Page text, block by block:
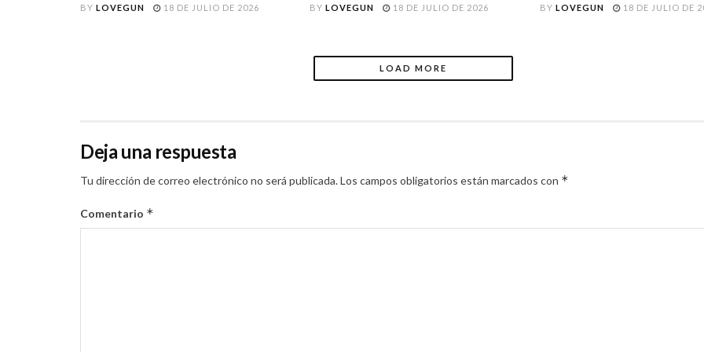
BY LOVEGUN 18 DE JULIO DE 2026 BY LOVEGUN 18 DE JULIO DE 2026 BY LOVEGUN 18 DE JULIO DE
LOAD MORE
Deja una respuesta
Tu dirección de correo electrónico no será publicada.Los campos obligatorios están marcados con *
Comentario *